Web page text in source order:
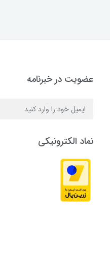
عضویت در خبرنامه
نماد الکترونیکی